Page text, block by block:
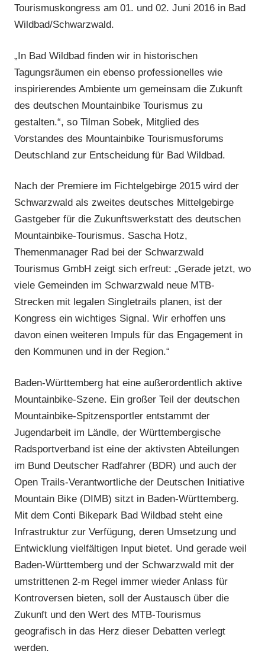
Tourismuskongress am 01. und 02. Juni 2016 in Bad
Wildbad/Schwarzwald.
„In Bad Wildbad finden wir in historischen
Tagungsräumen ein ebenso professionelles wie
inspirierendes Ambiente um gemeinsam die Zukunft
des deutschen Mountainbike Tourismus zu
gestalten.“, so Tilman Sobek, Mitglied des
Vorstandes des Mountainbike Tourismusforums
Deutschland zur Entscheidung für Bad Wildbad.
Nach der Premiere im Fichtelgebirge 2015 wird der
Schwarzwald als zweites deutsches Mittelgebirge
Gastgeber für die Zukunftswerkstatt des deutschen
Mountainbike-Tourismus. Sascha Hotz,
Themenmanager Rad bei der Schwarzwald
Tourismus GmbH zeigt sich erfreut: „Gerade jetzt, wo
viele Gemeinden im Schwarzwald neue MTB-
Strecken mit legalen Singletrails planen, ist der
Kongress ein wichtiges Signal. Wir erhoffen uns
davon einen weiteren Impuls für das Engagement in
den Kommunen und in der Region.“
Baden-Württemberg hat eine außerordentlich aktive
Mountainbike-Szene. Ein großer Teil der deutschen
Mountainbike-Spitzensportler entstammt der
Jugendarbeit im Ländle, der Württembergische
Radsportverband ist eine der aktivsten Abteilungen
im Bund Deutscher Radfahrer (BDR) und auch der
Open Trails-Verantwortliche der Deutschen Initiative
Mountain Bike (DIMB) sitzt in Baden-Württemberg.
Mit dem Conti Bikepark Bad Wildbad steht eine
Infrastruktur zur Verfügung, deren Umsetzung und
Entwicklung vielfältigen Input bietet. Und gerade weil
Baden-Württemberg und der Schwarzwald mit der
umstrittenen 2-m Regel immer wieder Anlass für
Kontroversen bieten, soll der Austausch über die
Zukunft und den Wert des MTB-Tourismus
geografisch in das Herz dieser Debatten verlegt
werden.